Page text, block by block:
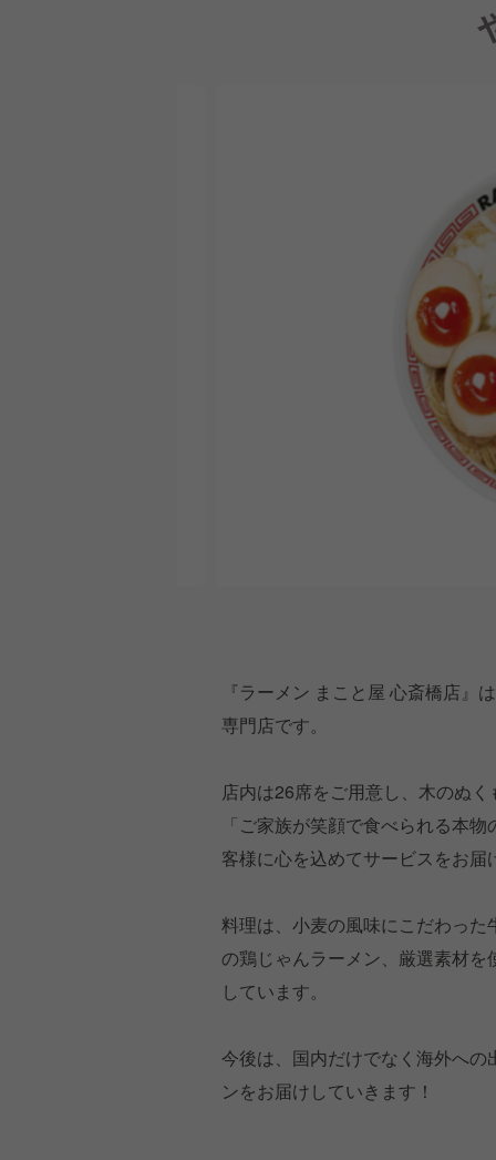
『ラーメン まこと屋 心斎橋店
専門店です。
店内は26席をご用意し、木のぬ
「ご家族が笑顔で食べられる本
客様に心を込めてサービスをお届
料理は、小麦の風味にこだわっ
の鶏じゃんラーメン、厳選素材
しています。
今後は、国内だけでなく海外へ
ンをお届けしていきます！